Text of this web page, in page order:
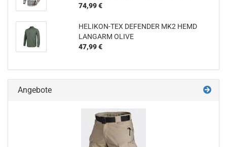
74,99 €
HELIKON-TEX DEFENDER MK2 HEMD
LANGARM OLIVE
47,99 €
Angebote